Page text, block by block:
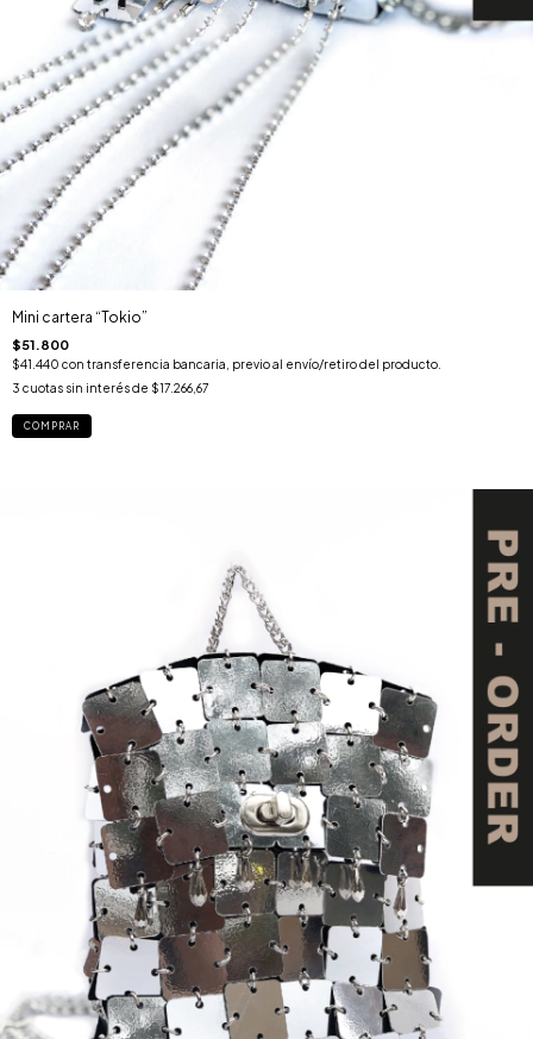
Mini cartera “Tokio”
$51.800
$41.440 con transferencia bancaria, previo al envío/retiro del producto.
3 cuotas sin interés de $17.266,67